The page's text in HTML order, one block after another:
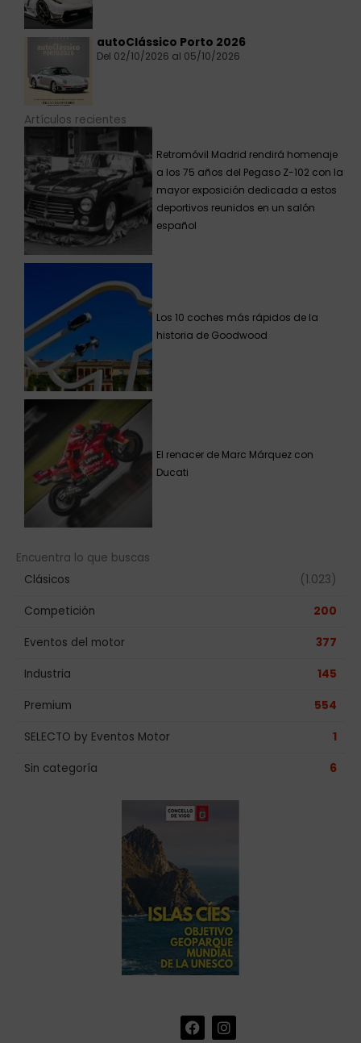
autoClássico Porto 2026
Del 02/10/2026 al 05/10/2026
Artículos recientes
Retromóvil Madrid rendirá homenaje
a los 75 años del Pegaso Z-102 con la
mayor exposición dedicada a estos
deportivos reunidos en un salón
español
Los 10 coches más rápidos de la
historia de Goodwood
El renacer de Marc Márquez con
Ducati
Encuentra lo que buscas
Clásicos
(1.023)
Competición 200
Eventos del motor 377
Industria 145
Premium 554
SELECTO by Eventos Motor 1
Sin categoría 6
F
a
I
n